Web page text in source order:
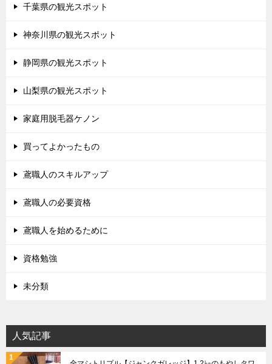
千葉県の観光スポット
神奈川県の観光スポット
静岡県の観光スポット
山梨県の観光スポット
家庭用脱毛器ケノン
買ってよかったもの
鳶職人のスキルアップ
鳶職人の必要資格
鳶職人を始めるために
資格勉強
未分類
人気記事